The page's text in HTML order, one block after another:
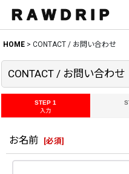
HOME > CONTACT / お問い合わせ
CONTACT / お問い合わせ
STEP 1
入力
お名前 [必須]